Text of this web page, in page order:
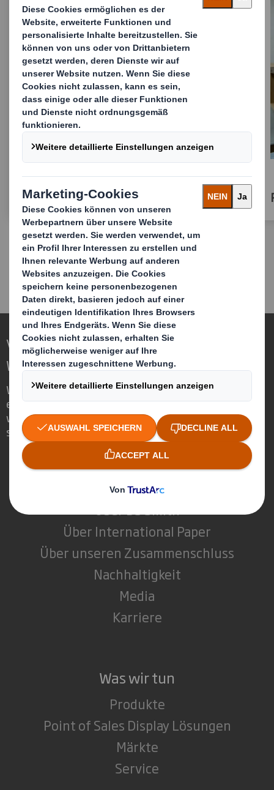
Verpackungen
Verpackungen für eine sich verändernde
Welt neu definieren
Wir sind anders, weil wir die Chance
erkennen, dass Verpackungen eine
wichtige Rolle in der Welt um uns herum
spielen können.
Wer wir sind
Über International Paper
Über unseren Zusammenschluss
Nachhaltigkeit
Media
Karriere
Was wir tun
Produkte
Point of Sales Display Lösungen
Märkte
Service